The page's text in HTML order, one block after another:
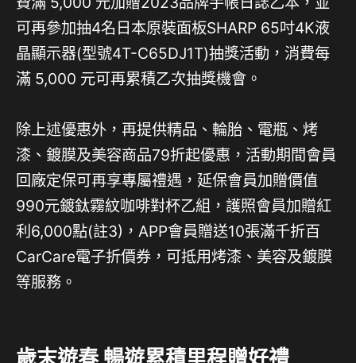
可再參加抽4名日本原裝面板SHARP 65吋4K液
晶顯示器(型號4T-C65DJ1T)抽獎活動，消費每
滿 5,000 元可再累積乙次抽獎機會。
除上述優惠外，再提供精品、輪胎、電瓶、烤
漆、鍍膜及美容商品79折起優惠，活動期間會員
回廠定保可再享專屬禮遇，延保會員加贈價值
990元鍍鈦霧紋咖啡對杯乙組，護照會員加贈紅
利6,000點(註3)，APP會員贈送10張滿千折百
CarCare電子折價券，可抵用烤漆、美容及鍍膜
等服務。
歲末遊春 暢遊累積里程贈好禮